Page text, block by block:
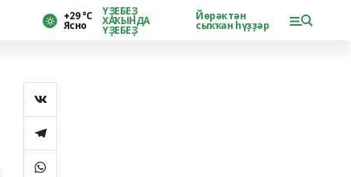
+29 °С
Ясно
ҮҘЕБЕҘ
ХАҠЫНДА
ҮҘЕБЕҘ
Йөрәктән
сыҡҡан һүҙҙәр